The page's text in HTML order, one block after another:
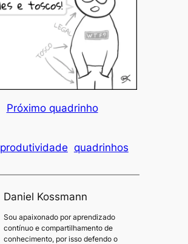
Próximo quadrinho
produtividade quadrinhos
Daniel Kossmann
Sou apaixonado por aprendizado
contínuo e compartilhamento de
conhecimento, por isso defendo o